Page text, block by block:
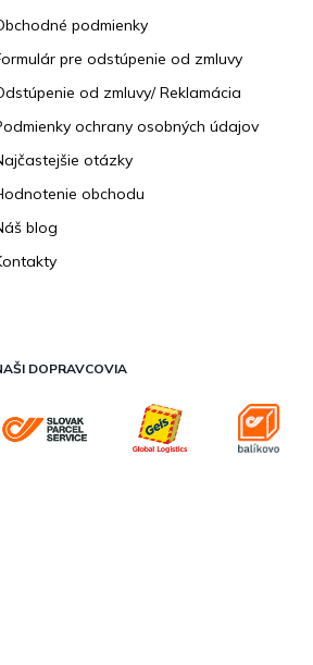
podmienky
pre odstúpenie od zmluvy
od zmluvy/ Reklamácia
ochrany osobných údajov
otázky
obchodu
blog
DOPRAVCOVIA